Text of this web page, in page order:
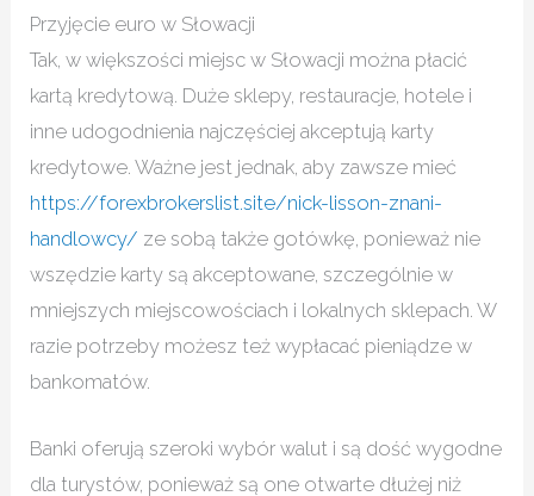
Przyjęcie euro w Słowacji
Tak, w większości miejsc w Słowacji można płacić
kartą kredytową. Duże sklepy, restauracje, hotele i
inne udogodnienia najczęściej akceptują karty
kredytowe. Ważne jest jednak, aby zawsze mieć
https://forexbrokerslist.site/nick-lisson-znani-
handlowcy/ ze sobą także gotówkę, ponieważ nie
wszędzie karty są akceptowane, szczególnie w
mniejszych miejscowościach i lokalnych sklepach. W
razie potrzeby możesz też wypłacać pieniądze w
bankomatów.
Banki oferują szeroki wybór walut i są dość wygodne
dla turystów, ponieważ są one otwarte dłużej niż